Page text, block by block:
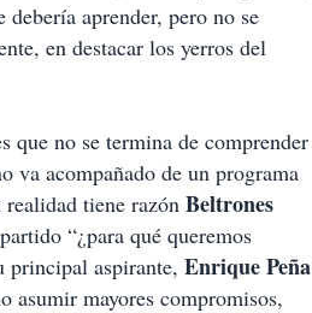
aprender, pero no se
en destacar los yerros del
que no se termina de comprender
va acompañado de un programa
tiene razón Beltrones
“¿para qué queremos
principal aspirante, Enrique Peña
asumir mayores compromisos,